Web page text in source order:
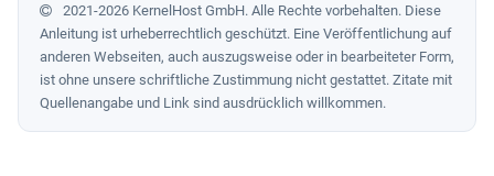
2021-2026 KernelHost GmbH. Alle Rechte vorbehalten. Diese
Anleitung ist urheberrechtlich geschützt. Eine Veröffentlichung auf
anderen Webseiten, auch auszugsweise oder in bearbeiteter Form,
ist ohne unsere schriftliche Zustimmung nicht gestattet. Zitate mit
Quellenangabe und Link sind ausdrücklich willkommen.